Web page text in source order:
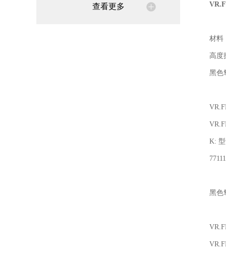
查看更多
材料
高度
黑色
K:
黑色